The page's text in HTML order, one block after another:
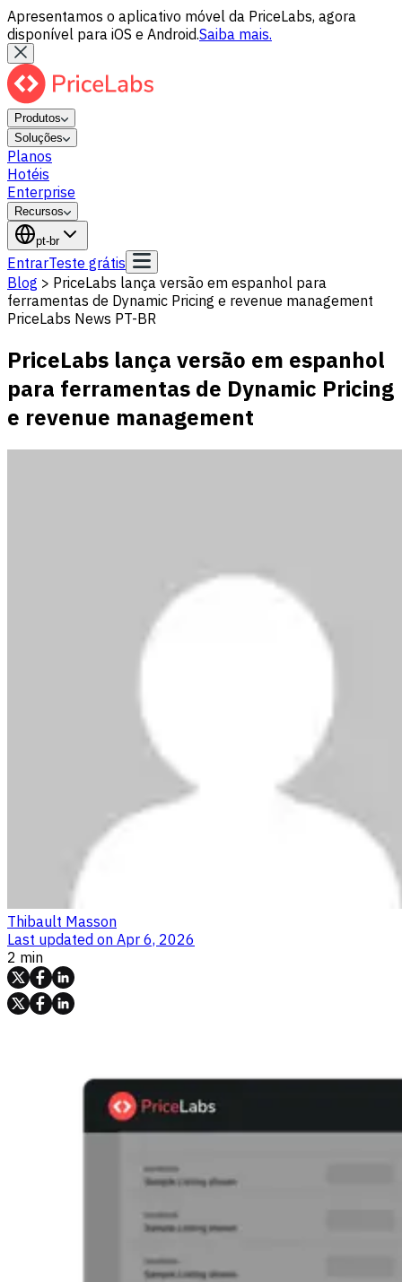
Apresentamos o aplicativo móvel da PriceLabs, agora
disponível para iOS e Android.Saiba mais.
Produtos
Soluções
Planos
Hotéis
Enterprise
Recursos
pt-br
EntrarTeste grátis
Blog > PriceLabs lança versão em espanhol para
ferramentas de Dynamic Pricing e revenue management
PriceLabs News PT-BR
PriceLabs lança versão em espanhol
para ferramentas de Dynamic Pricing
e revenue management
Thibault Masson
Last updated on Apr 6, 2026
2 min